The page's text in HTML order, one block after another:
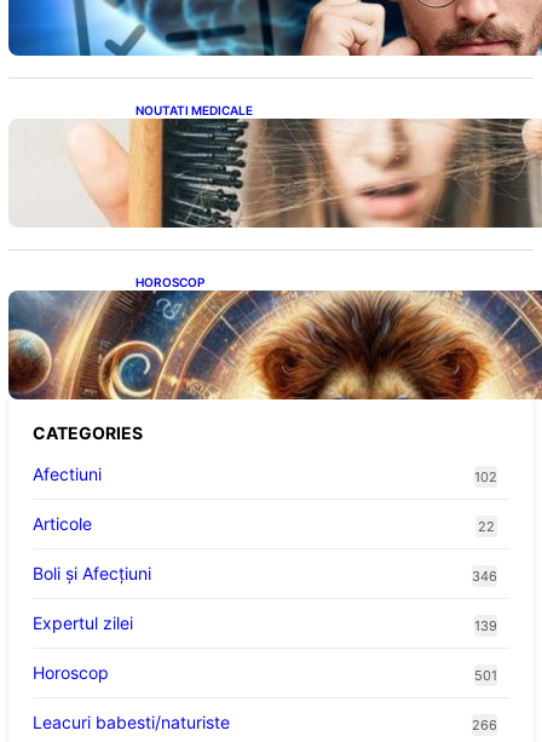
NOUTATI MEDICALE
Semnele unei deficiențe de proteine:
Impactul asupra sănătății tale
HOROSCOP
Portalul Leului 8/8: Oportunități de
Abundență pentru Cinci Zodii în 2026
CATEGORIES
Afectiuni
102
Articole 22
Boli și Afecțiuni 346
Expertul zilei 139
Horoscop 501
Leacuri babesti/naturiste 266